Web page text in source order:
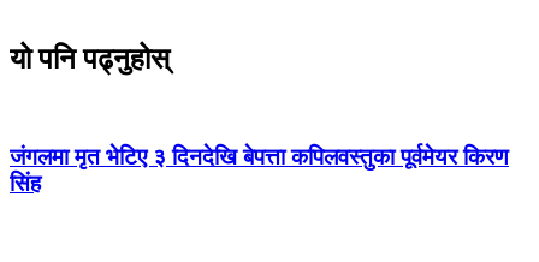
यो पनि पढ्नुहोस्
जंगलमा मृत भेटिए ३ दिनदेखि बेपत्ता कपिलवस्तुका पूर्वमेयर किरण
सिंह